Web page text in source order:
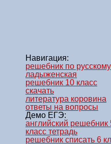
Навигация:
решебник по
ладыженская
решебник 10 класс
скачать
литература коровина
ответы на вопросы
Демо ЕГЭ:
английский решебник
класс тетрадь
решебник списать 6